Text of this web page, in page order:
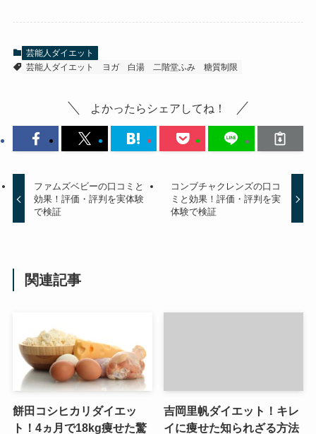
芸能人ダイエット
芸能人ダイエット
ヨガ 白湯 二階堂ふみ 糖質制限
よかったらシェアしてね！
ファムズベビーの口コミと
効果！評価・評判を実体験
で検証
コンブチャクレンズの口コ
ミと効果！評価・評判を実
体験で検証
関連記事
餅田コシヒカリダイエッ
ト！4ヵ月で18kg痩せた驚
吉岡里帆ダイエット！キレ
イに痩せた知られざる方法